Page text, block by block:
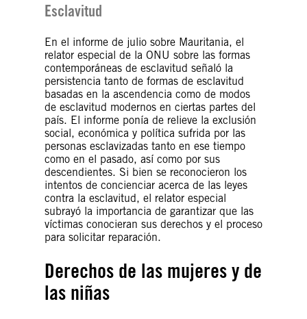
Esclavitud
En el informe de julio sobre Mauritania, el
relator especial de la ONU sobre las formas
contemporáneas de esclavitud señaló la
persistencia tanto de formas de esclavitud
basadas en la ascendencia como de modos
de esclavitud modernos en ciertas partes del
país. El informe ponía de relieve la exclusión
social, económica y política sufrida por las
personas esclavizadas tanto en ese tiempo
como en el pasado, así como por sus
descendientes. Si bien se reconocieron los
intentos de concienciar acerca de las leyes
contra la esclavitud, el relator especial
subrayó la importancia de garantizar que las
víctimas conocieran sus derechos y el proceso
para solicitar reparación.
Derechos de las mujeres y de
las niñas